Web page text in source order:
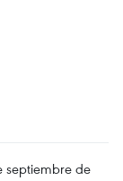
septiembre de